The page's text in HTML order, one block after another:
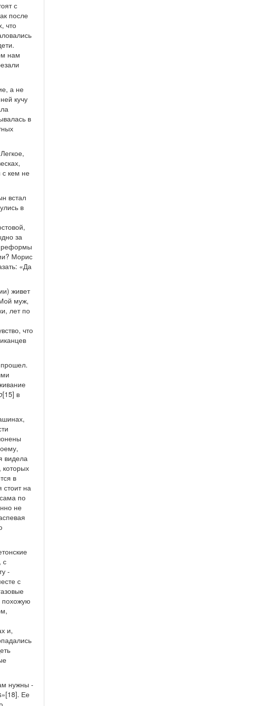
с
после
что
нам
а не
кучу
в
с кем не
встал
в
за
реформы
Морис
«Да
живет
муж,
лет по
что
[15] в
видела
которых
в
стоит на
по
не
с
-
с
похожую
и,
нужны -
Ее